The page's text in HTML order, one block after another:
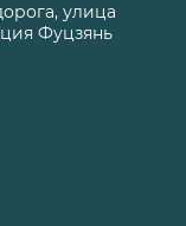
улица
Фуцзянь